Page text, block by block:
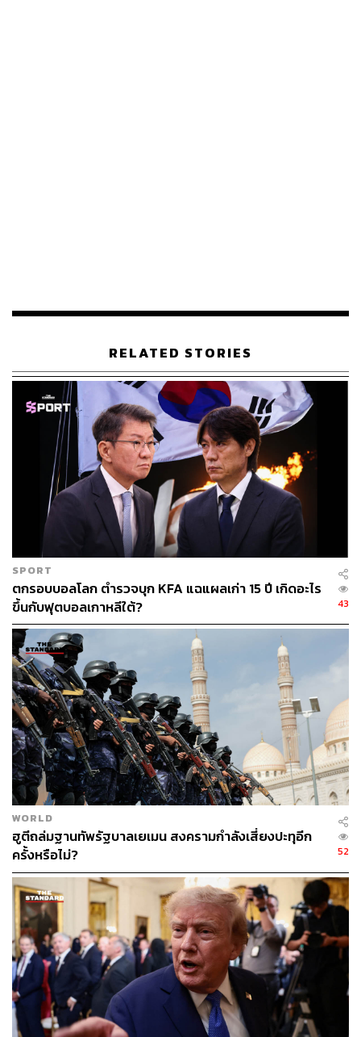
สหรัฐฯ และอิหร่านผ่านตัวกลางคือปากีสถาน กำลัง ‘คืบหน้า
โดยเขากำหนดเส้นตายวันที่ 6 เมษายน ที่อิหร่านจะต้อง
ยอมรับข้อตกลงยุติสงคราม หรือเผชิญกับการโจมตี
โครงสร้างพลังงานและโรงไฟฟ้า
ทั้งนี้ เมื่อถูกถามว่าข้อตกลงหยุดยิงจะสามารถบรรลุได้ในอีก
ไม่กี่วันข้างหน้าหรือไม่ เพื่อที่จะเปิดช่องแคบฮอร์มุซได้อีก
ครั้ง ทรัมป์ปฏิเสธที่จะให้รายละเอียดเฉพาะเจาะจง แต่ระบุว่า
“เราเหลือเป้าหมายอีกประมาณ 3,000 เป้าหมาย เราทิ้งระเบิด
ไปแล้ว 13,000 เป้าหมาย และยังมีอีก 2,000 – 3,000 เป้า
หมายที่ต้องจัดการ”
อ้าง ‘อิหร่านเปลี่ยนระบอบแล้ว’
นอกจากนี้ ระหว่างการให้สัมภาษณ์ ทรัมป์ยังได้กล่าวถึงเป้า
หมายของวอชิงตันในการ “เปลี่ยนระบอบการปกครองของ
อิหร่าน” โดยเขาอ้างว่า “อิหร่านได้เปลี่ยนระบอบการปกครอง
ไปแล้ว” ภายหลังการสังหารอยาตอลเลาะห์ อาลี คาเมเนอี
ผู้นำสูงสุด และเจ้าหน้าที่ระดับสูงคนอื่นๆ ในช่วงแรกของ
สงคราม
“คนที่เรากำลังติดต่อด้วยเป็นกลุ่มคนที่แตกต่างไปโดยสิ้นเชิง
พวกเขาเป็นมืออาชีพมาก” ทรัมป์กล่าว
เขายังย้ำข้อกล่าวอ้างที่ว่า โมจตาบา คาเมเนอี บุตรชายและผู้
สืบทอดตำแหน่งผู้นำสูงสุดของอิหร่านนั้น อาจเสียชีวิตแล้ว
หรือได้รับบาดเจ็บสาหัส
“ลูกชายของเขาอาจเสียชีวิตแล้ว หรือไม่ก็อาการหนักมาก
เราไม่ได้รับข่าวคราวอะไรจากเขาเลย เขาหายไปแล้ว”
ภาพ :REUTERS/Elizabeth Frantz
อ้างอิง:
https://aje.news/p0huh8?update=4445138
RELATED STORIES
SPORT
ตกรอบบอลโลก ตำรวจบุก KFA แฉแผลเก่า 15 ปี เกิดอะไร
ขึ้นกับฟุตบอลเกาหลีใต้?
43
WORLD
ฮูตีถล่มฐานทัพรัฐบาลเยเมน สงครามกำลังเสี่ยงปะทุอีก
ครั้งหรือไม่?
52